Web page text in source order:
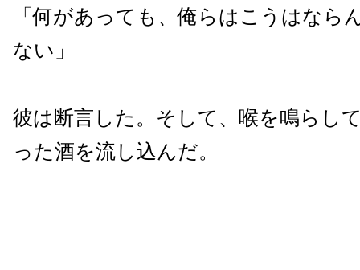
「何があっても、俺らはこうはなら
ない」
彼は断言した。そして、喉を鳴らし
った酒を流し込んだ。